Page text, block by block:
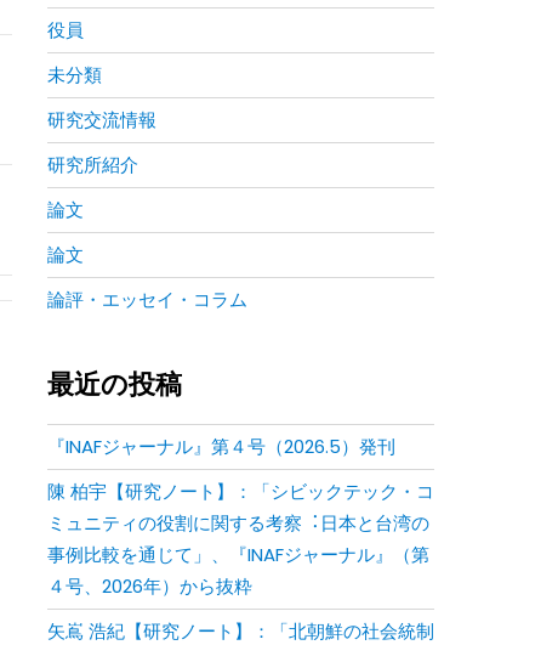
役員
未分類
研究交流情報
研究所紹介
論文
論文
論評・エッセイ・コラム
最近の投稿
『INAFジャーナル』第４号（2026.5）発刊
陳 柏宇【研究ノート】：「シビックテック・コ
ミュニティの役割に関する考察︓⽇本と台湾の
事例⽐較を通じて」、『INAFジャーナル』（第
４号、2026年）から抜粋
矢嶌 浩紀【研究ノート】：「北朝鮮の社会統制